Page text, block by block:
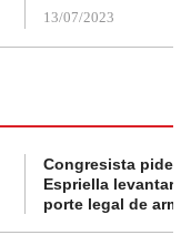
13/07/2023
Congresista pide a
Espriella levantar
porte legal de